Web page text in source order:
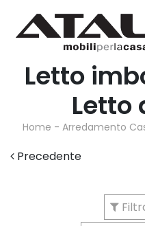
Letto
Letto
Home - Arredamento
Precedente